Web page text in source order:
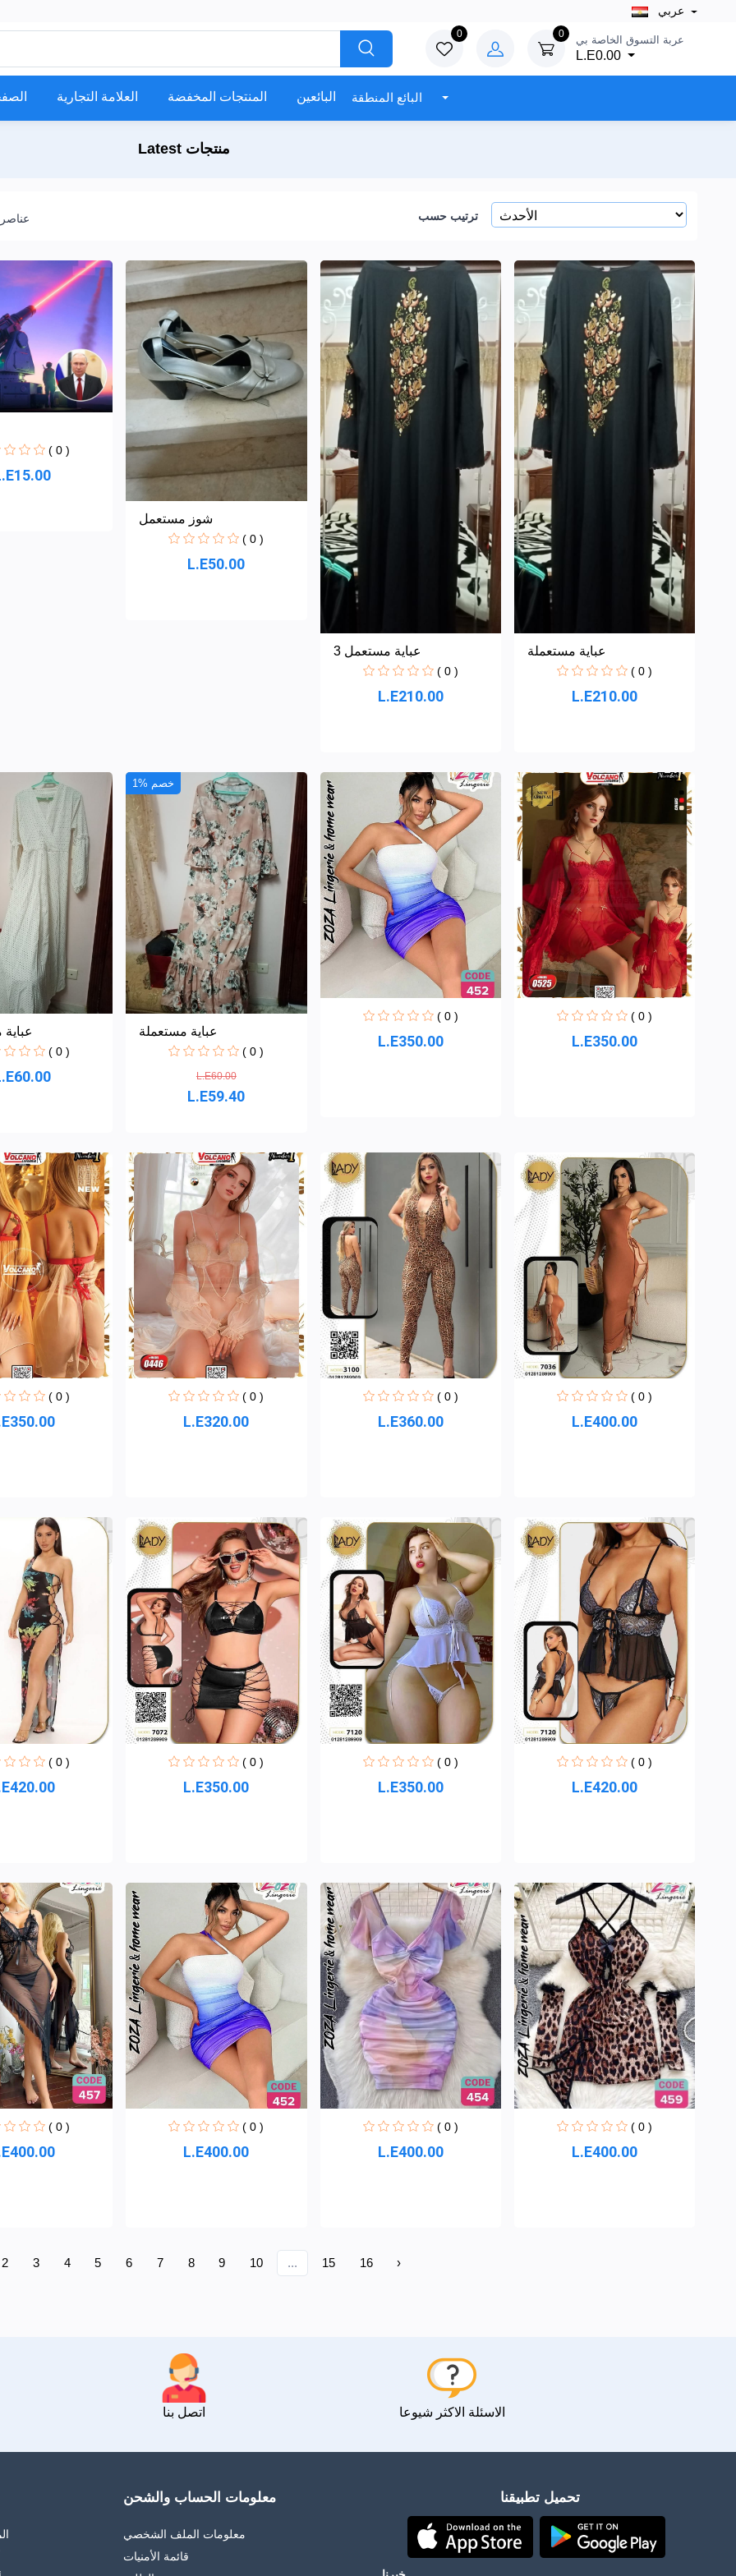
0 0 عربة التسوق الخاصة بي
L.E0.00
العلامة التجارية المنتجات المخفضة البائعين
Latest منتجات
318 ترتيب حسب
( 0 )
شوز مستعمل
( 0 )
L.E50.00
عباية مستعمل 3
( 0 )
L.E210.00
عباية مستعملة
( 0 )
L.E210.00
( 0 )
1% خصم
عباية مستعملة
( 0 )
L.E60.00
L.E59.40
( 0 )
L.E350.00
( 0 )
L.E350.00
( 0 ) ( 0 )
L.E320.00
( 0 )
L.E360.00
( 0 )
L.E400.00
( 0 ) ( 0 )
L.E350.00
( 0 )
L.E350.00
( 0 )
L.E420.00
( 0 ) ( 0 )
L.E400.00
( 0 )
L.E400.00
( 0 )
L.E400.00
2 3 4 5 6 7 8 9 10 ... 15 16 ›
اتصل بنا الاسئلة الاكثر شيوعا
معلومات الحساب والشحن
معلومات الملف الشخصي
قائمة الأمنيات
تحميل تطبيقنا